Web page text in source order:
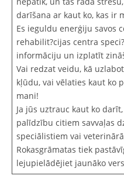
darīšana ar kaut ko, kas ir
Es ieguldu enerģiju savos
rehabilit?cijas centra
informāciju un izplatīt
Vai redzat veidu, kā
kļūdu, vai vēlaties kaut ko
mani!
Ja jūs uztrauc kaut ko
palīdzību citiem savvaļas
speciālistiem vai
Rokasgrāmatas tiek
lejupielādējiet jaunāko